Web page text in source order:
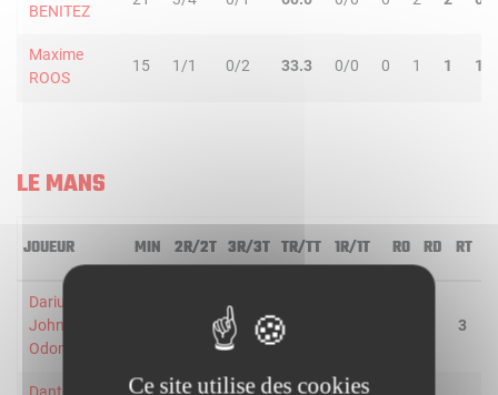
BENITEZ
Maxime
ROOS
15 1/1 0/2 33.3 0/0 0 1 1 1
LE MANS
JOUEUR MIN 2R/2T 3R/3T TR/TT 1R/1T RO RD RT
Darius
Johnson-
Odom
3/5 3
Ce site utilise des cookies